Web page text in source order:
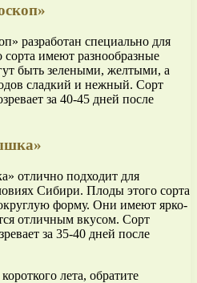
разработан специально для
имеют разнообразные
быть зелеными, желтыми, а
сладкий и нежный. Сорт
за 40-45 дней после
отлично подходит для
Сибири. Плоды этого сорта
форму. Они имеют ярко-
отличным вкусом. Сорт
за 35-40 дней после
лета, обратите